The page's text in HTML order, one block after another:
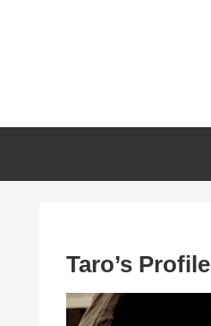
Taro’s Profile